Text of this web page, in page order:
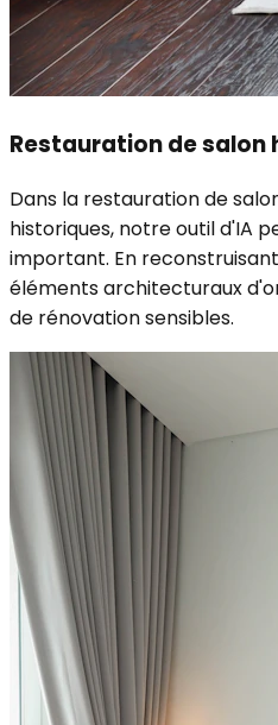
Restauration de salon
Dans la restauration de
historiques, notre outil d'IA
important. En
éléments architecturaux
de rénovation sensibles.